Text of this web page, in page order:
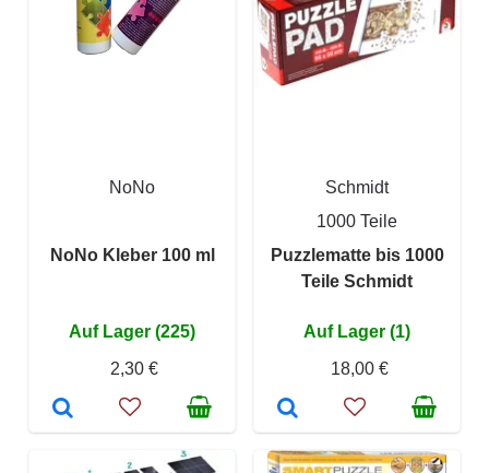
NoNo
NoNo Kleber 100 ml
Auf Lager (225)
2,30 €
Schmidt
1000 Teile
Puzzlematte bis 1000
Teile Schmidt
Auf Lager (1)
18,00 €